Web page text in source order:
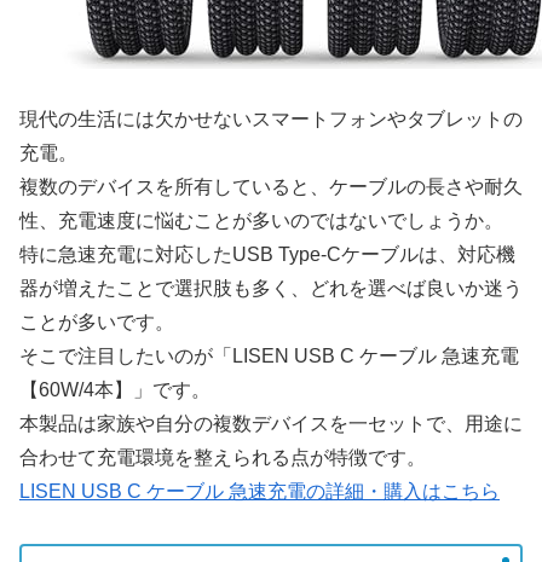
現代の生活には欠かせないスマートフォンやタブレットの
充電。
複数のデバイスを所有していると、ケーブルの長さや耐久
性、充電速度に悩むことが多いのではないでしょうか。
特に急速充電に対応したUSB Type-Cケーブルは、対応機
器が増えたことで選択肢も多く、どれを選べば良いか迷う
ことが多いです。
そこで注目したいのが「LISEN USB C ケーブル 急速充電
【60W/4本】」です。
本製品は家族や自分の複数デバイスを一セットで、用途に
合わせて充電環境を整えられる点が特徴です。
LISEN USB C ケーブル 急速充電の詳細・購入はこちら